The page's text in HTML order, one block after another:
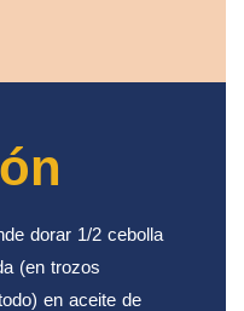
dorar 1/2 cebolla
(en trozos
en aceite de